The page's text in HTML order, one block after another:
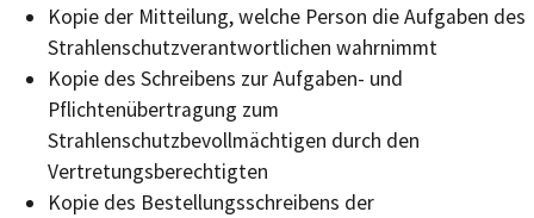
Kopie der Mitteilung, welche Person die Aufgaben des
Strahlenschutzverantwortlichen wahrnimmt
Kopie des Schreibens zur Aufgaben- und
Pflichtenübertragung zum
Strahlenschutzbevollmächtigen durch den
Vertretungsberechtigten
Kopie des Bestellungsschreibens der